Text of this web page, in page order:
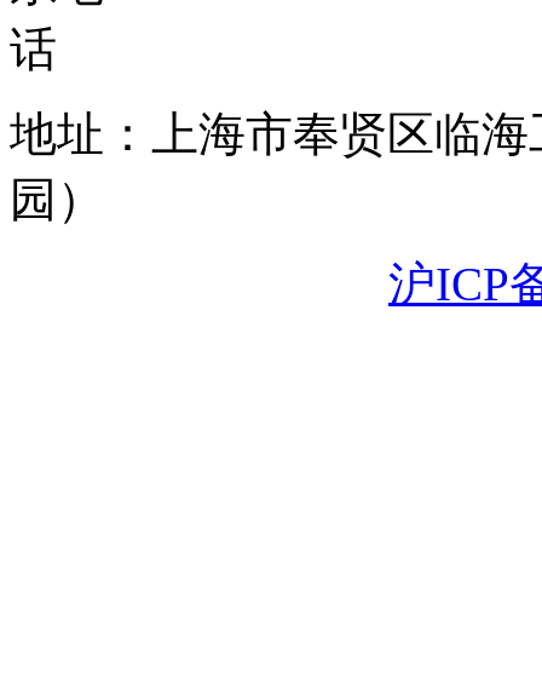
地址：上海市奉贤区临
园）
沪ICP